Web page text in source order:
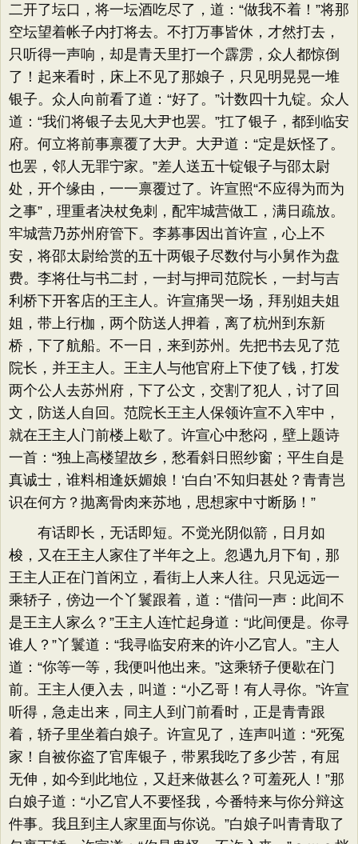
二开了坛口，将一坛酒吃尽了，道：​“做我不着！”将那
空坛望着帐子内打将去。不打万事皆休，才然打去，
只听得一声响，却是青天里打一个霹雳，众人都惊倒
了！起来看时，床上不见了那娘子，只见明晃晃一堆
银子。众人向前看了道：​“好了。​”计数四十九锭。众人
道：​“我们将银子去见大尹也罢。​”扛了银子，都到临安
府。何立将前事禀覆了大尹。大尹道：​“定是妖怪了。
也罢，邻人无罪宁家。​”差人送五十锭银子与邵太尉
处，开个缘由，一一禀覆过了。许宣照“不应得为而为
之事”​，理重者决杖免刺，配牢城营做工，满日疏放。
牢城营乃苏州府管下。李募事因出首许宣，心上不
安，将邵太尉给赏的五十两银子尽数付与小舅作为盘
费。李将仕与书二封，一封与押司范院长，一封与吉
利桥下开客店的王主人。许宣痛哭一场，拜别姐夫姐
姐，带上行枷，两个防送人押着，离了杭州到东新
桥，下了航船。不一日，来到苏州。先把书去见了范
院长，并王主人。王主人与他官府上下使了钱，打发
两个公人去苏州府，下了公文，交割了犯人，讨了回
文，防送人自回。范院长王主人保领许宣不入牢中，
就在王主人门前楼上歇了。许宣心中愁闷，壁上题诗
一首：“独上高楼望故乡，愁看斜日照纱窗；平生自是
真诚士，谁料相逢妖媚娘！‘白白’不知归甚处？青青岂
识在何方？抛离骨肉来苏地，思想家中寸断肠！”
有话即长，无话即短。不觉光阴似箭，日月如
梭，又在王主人家住了半年之上。忽遇九月下旬，那
王主人正在门首闲立，看街上人来人往。只见远远一
乘轿子，傍边一个丫鬟跟着，道：​“借问一声：此间不
是王主人家么？​”王主人连忙起身道：​“此间便是。你寻
谁人？​”丫鬟道：​“我寻临安府来的许小乙官人。​”主人
道：​“你等一等，我便叫他出来。​”这乘轿子便歇在门
前。王主人便入去，叫道：​“小乙哥！有人寻你。​”许宣
听得，急走出来，同主人到门前看时，正是青青跟
着，轿子里坐着白娘子。许宣见了，连声叫道：​“死冤
家！自被你盗了官库银子，带累我吃了多少苦，有屈
无伸，如今到此地位，又赶来做甚么？可羞死人！”那
白娘子道：​“小乙官人不要怪我，今番特来与你分辩这
件事。我且到主人家里面与你说。​”白娘子叫青青取了